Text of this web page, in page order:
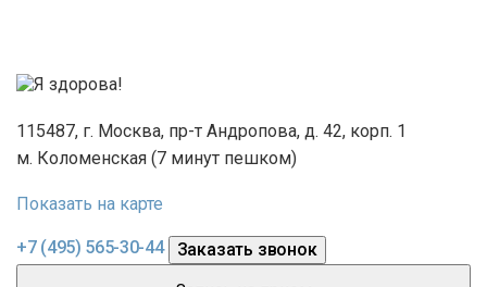
115487, г. Москва, пр-т Андропова, д. 42, корп. 1
м. Коломенская (7 минут пешком)
Показать на карте
+7 (495) 565-30-44
Заказать звонок